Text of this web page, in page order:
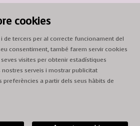
de Farners
: de dilluns a dissabte, de 9 a 13 h.
Coloma de Farners
cookies
de tercers per al correcte funcionament del
consentiment, també farem servir cookies
visites per obtenir estadístiques
serveis i mostrar publicitat
preferències a partir dels seus hàbits de